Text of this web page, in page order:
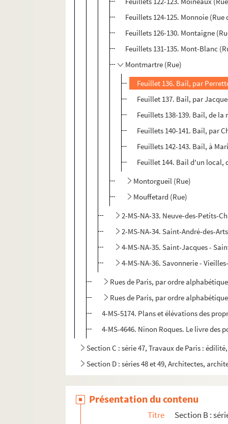
Feuillets 124-125. Monnoie (Rue
Feuillets 126-130. Montaigne
Feuillets 131-135. Mont-Blanc
Montmartre (Rue)
Feuillet 136. Bail, par
Feuillet 137. Bail, par
Feuillets 138-139. Bail, de
Feuillets 140-141. Bail, par
Feuillets 142-143. Bail, à
Feuillet 144. Bail d'un local,
Montorgueil (Rue)
Mouffetard (Rue)
2-MS-NA-33. Neuve-des-Petits-
2-MS-NA-34. Saint-André-des-
4-MS-NA-35. Saint-Jacques -
4-MS-NA-36. Savonnerie -
Rues de Paris, par ordre
Rues de Paris, par ordre
4-MS-5174. Plans et élévations des
4-MS-4646. Ninon Roques. Le livre des
Section C : série 47, Travaux de Paris :
Section D : séries 48 et 49, Architectes,
Présentation du contenu
Titre
Section B :